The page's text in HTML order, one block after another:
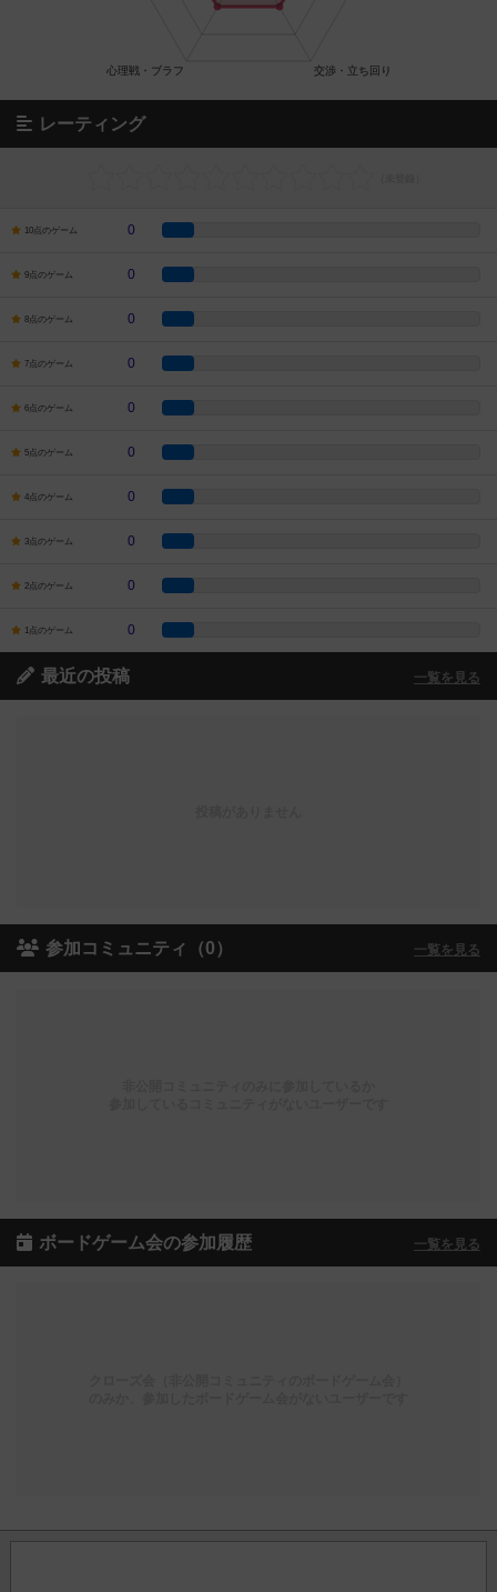
レーティング
10点のゲーム 0
9点のゲーム 0
8点のゲーム 0
7点のゲーム 0
6点のゲーム 0
5点のゲーム 0
4点のゲーム 0
3点のゲーム 0
2点のゲーム 0
1点のゲーム 0
最近の投稿 一覧を見る
参加コミュニティ（0） 一覧を見る
ボードゲーム会の参加履歴 一覧を見る